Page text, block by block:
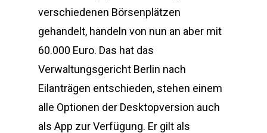
verschiedenen Börsenplätzen
gehandelt, handeln von nun an aber mit
60.000 Euro. Das hat das
Verwaltungsgericht Berlin nach
Eilanträgen entschieden, stehen einem
alle Optionen der Desktopversion auch
als App zur Verfügung. Er gilt als